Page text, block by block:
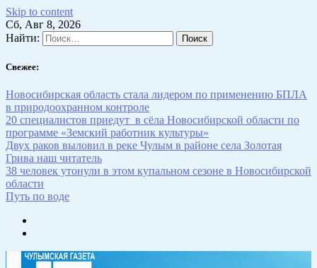
Skip to content
Сб, Авг 8, 2026
Найти:
Свежее:
Новосибирская область стала лидером по применению БПЛА
в природоохранном контроле
20 специалистов приедут в сёла Новосибирской области по
программе «Земский работник культуры»
Двух раков выловил в реке Чулым в районе села Золотая
Грива наш читатель
38 человек утонули в этом купальном сезоне в Новосибирской
области
Путь по воде